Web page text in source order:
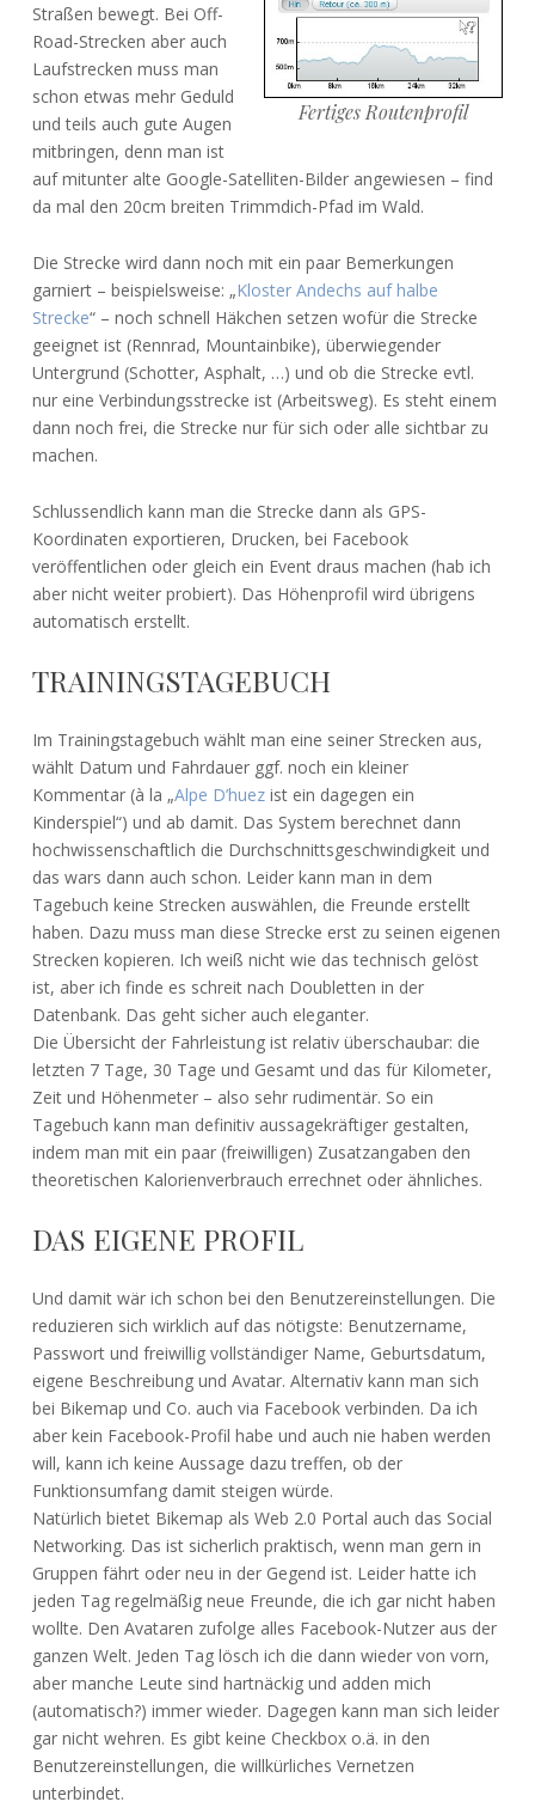
Fertiges Routenprofil
Straßen bewegt. Bei Off-
Road-Strecken aber auch
Laufstrecken muss man
schon etwas mehr Geduld
und teils auch gute Augen
mitbringen, denn man ist
auf mitunter alte Google-Satelliten-Bilder angewiesen – find
da mal den 20cm breiten Trimmdich-Pfad im Wald.
Die Strecke wird dann noch mit ein paar Bemerkungen
garniert – beispielsweise: „Kloster Andechs auf halbe
Strecke“ – noch schnell Häkchen setzen wofür die Strecke
geeignet ist (Rennrad, Mountainbike), überwiegender
Untergrund (Schotter, Asphalt, …) und ob die Strecke evtl.
nur eine Verbindungsstrecke ist (Arbeitsweg). Es steht einem
dann noch frei, die Strecke nur für sich oder alle sichtbar zu
machen.
Schlussendlich kann man die Strecke dann als GPS-
Koordinaten exportieren, Drucken, bei Facebook
veröffentlichen oder gleich ein Event draus machen (hab ich
aber nicht weiter probiert). Das Höhenprofil wird übrigens
automatisch erstellt.
TRAININGSTAGEBUCH
Im Trainingstagebuch wählt man eine seiner Strecken aus,
wählt Datum und Fahrdauer ggf. noch ein kleiner
Kommentar (à la „Alpe D’huezist ein dagegen ein
Kinderspiel“) und ab damit. Das System berechnet dann
hochwissenschaftlich die Durchschnittsgeschwindigkeit und
das wars dann auch schon. Leider kann man in dem
Tagebuch keine Strecken auswählen, die Freunde erstellt
haben. Dazu muss man diese Strecke erst zu seinen eigenen
Strecken kopieren. Ich weiß nicht wie das technisch gelöst
ist, aber ich finde es schreit nach Doubletten in der
Datenbank. Das geht sicher auch eleganter.
Die Übersicht der Fahrleistung ist relativ überschaubar: die
letzten 7 Tage, 30 Tage und Gesamt und das für Kilometer,
Zeit und Höhenmeter – also sehr rudimentär. So ein
Tagebuch kann man definitiv aussagekräftiger gestalten,
indem man mit ein paar (freiwilligen) Zusatzangaben den
theoretischen Kalorienverbrauch errechnet oder ähnliches.
DAS EIGENE PROFIL
Und damit wär ich schon bei den Benutzereinstellungen. Die
reduzieren sich wirklich auf das nötigste: Benutzername,
Passwort und freiwillig vollständiger Name, Geburtsdatum,
eigene Beschreibung und Avatar. Alternativ kann man sich
bei Bikemap und Co. auch via Facebook verbinden. Da ich
aber kein Facebook-Profil habe und auch nie haben werden
will, kann ich keine Aussage dazu treffen, ob der
Funktionsumfang damit steigen würde.
Natürlich bietet Bikemap als Web 2.0 Portal auch das Social
Networking. Das ist sicherlich praktisch, wenn man gern in
Gruppen fährt oder neu in der Gegend ist. Leider hatte ich
jeden Tag regelmäßig neue Freunde, die ich gar nicht haben
wollte. Den Avataren zufolge alles Facebook-Nutzer aus der
ganzen Welt. Jeden Tag lösch ich die dann wieder von vorn,
aber manche Leute sind hartnäckig und adden mich
(automatisch?) immer wieder. Dagegen kann man sich leider
gar nicht wehren. Es gibt keine Checkbox o.ä. in den
Benutzereinstellungen, die willkürliches Vernetzen
unterbindet.